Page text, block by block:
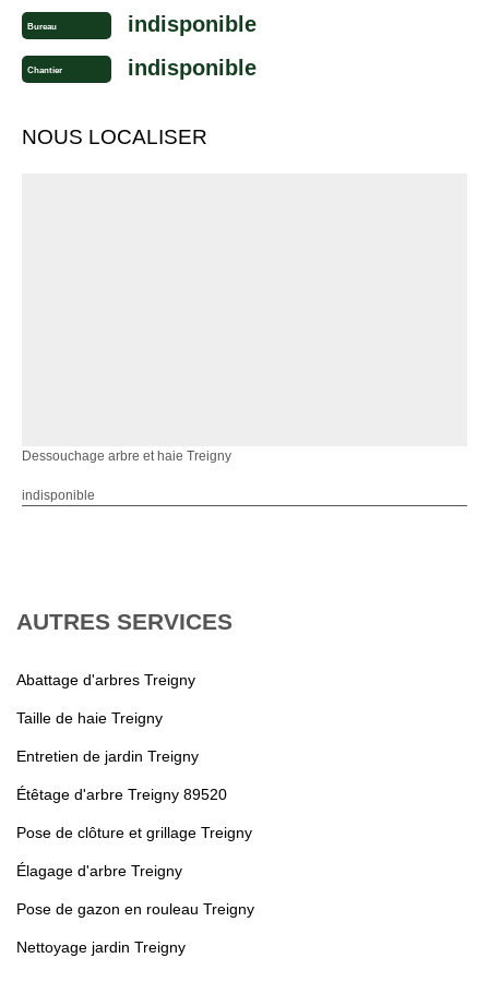
Bureau indisponible
Chantier indisponible
NOUS LOCALISER
Dessouchage arbre et haie Treigny
indisponible
AUTRES SERVICES
Abattage d'arbres Treigny
Taille de haie Treigny
Entretien de jardin Treigny
Étêtage d'arbre Treigny 89520
Pose de clôture et grillage Treigny
Élagage d'arbre Treigny
Pose de gazon en rouleau Treigny
Nettoyage jardin Treigny